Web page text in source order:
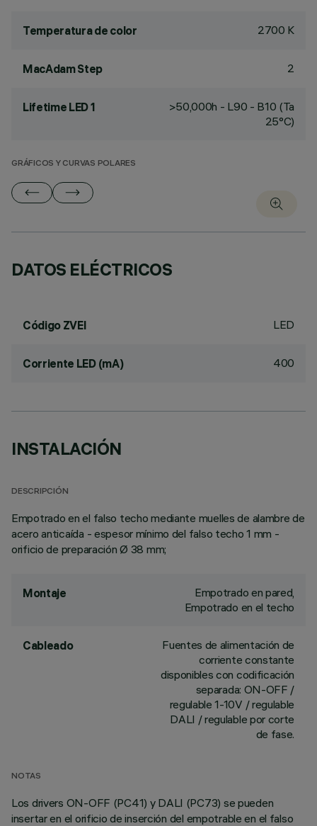
Temperatura de color 2700 K
MacAdam Step 2
Lifetime LED 1
>50,000h - L90 - B10 (Ta
25°C)
GRÁFICOS Y CURVAS POLARES
DATOS ELÉCTRICOS
Código ZVEI LED
Corriente LED (mA) 400
INSTALACIÓN
DESCRIPCIÓN
Empotrado en el falso techo mediante muelles de alambre de
acero anticaída - espesor mínimo del falso techo 1 mm -
orificio de preparación Ø 38 mm;
Montaje
Empotrado en pared,
Empotrado en el techo
Cableado
Fuentes de alimentación de
corriente constante
disponibles con codificación
separada: ON-OFF /
regulable 1-10V / regulable
DALI / regulable por corte
de fase.
NOTAS
Los drivers ON-OFF (PC41) y DALI (PC73) se pueden
insertar en el orificio de inserción del empotrable en el falso